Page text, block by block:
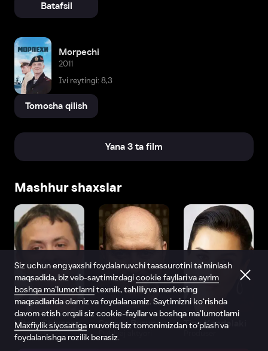
Batafsil
Morpechi
2011
Ivi reytingi: 8,3
Tomosha qilish
Yana 3 ta film
Mashhur shaxslar
Vitaliy Shlyappo
Produser
Sergey Burunov
Dublyaj aktyori
Tina Kandelaki
Siz uchun eng yaxshi foydalanuvchi taassurotini ta’minlash
maqsadida, biz veb-saytimizdagicookie fayllari va ayrim
boshqa ma’lumotlarnitexnik, tahliliy va marketing
maqsadlarida olamiz va foydalanamiz. Saytimizni ko‘rishda
davom etish orqali siz cookie-fayllar va boshqa ma’lumotlarni
Maxfiylik siyosatiga muvofiq biz tomonimizdan to‘plash va
foydalanishga rozilik berasiz.